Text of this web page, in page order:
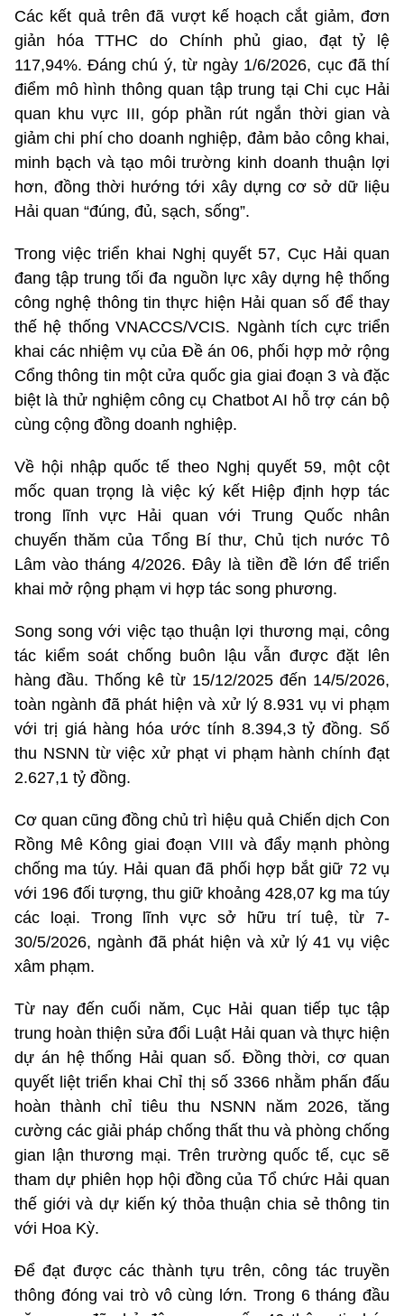
Các kết quả trên đã vượt kế hoạch cắt giảm, đơn
giản hóa TTHC do Chính phủ giao, đạt tỷ lệ
117,94%. Đáng chú ý, từ ngày 1/6/2026, cục đã thí
điểm mô hình thông quan tập trung tại Chi cục Hải
quan khu vực III, góp phần rút ngắn thời gian và
giảm chi phí cho doanh nghiệp, đảm bảo công khai,
minh bạch và tạo môi trường kinh doanh thuận lợi
hơn, đồng thời hướng tới xây dựng cơ sở dữ liệu
Hải quan “đúng, đủ, sạch, sống”.
Trong việc triển khai Nghị quyết 57, Cục Hải quan
đang tập trung tối đa nguồn lực xây dựng hệ thống
công nghệ thông tin thực hiện Hải quan số để thay
thế hệ thống VNACCS/VCIS. Ngành tích cực triển
khai các nhiệm vụ của Đề án 06, phối hợp mở rộng
Cổng thông tin một cửa quốc gia giai đoạn 3 và đặc
biệt là thử nghiệm công cụ Chatbot AI hỗ trợ cán bộ
cùng cộng đồng doanh nghiệp.
Về hội nhập quốc tế theo Nghị quyết 59, một cột
mốc quan trọng là việc ký kết Hiệp định hợp tác
trong lĩnh vực Hải quan với Trung Quốc nhân
chuyến thăm của Tổng Bí thư, Chủ tịch nước Tô
Lâm vào tháng 4/2026. Đây là tiền đề lớn để triển
khai mở rộng phạm vi hợp tác song phương.
Song song với việc tạo thuận lợi thương mại, công
tác kiểm soát chống buôn lậu vẫn được đặt lên
hàng đầu. Thống kê từ 15/12/2025 đến 14/5/2026,
toàn ngành đã phát hiện và xử lý 8.931 vụ vi phạm
với trị giá hàng hóa ước tính 8.394,3 tỷ đồng. Số
thu NSNN từ việc xử phạt vi phạm hành chính đạt
2.627,1 tỷ đồng.
Cơ quan cũng đồng chủ trì hiệu quả Chiến dịch Con
Rồng Mê Kông giai đoạn VIII và đẩy mạnh phòng
chống ma túy. Hải quan đã phối hợp bắt giữ 72 vụ
với 196 đối tượng, thu giữ khoảng 428,07 kg ma túy
các loại. Trong lĩnh vực sở hữu trí tuệ, từ 7-
30/5/2026, ngành đã phát hiện và xử lý 41 vụ việc
xâm phạm.
Từ nay đến cuối năm, Cục Hải quan tiếp tục tập
trung hoàn thiện sửa đổi Luật Hải quan và thực hiện
dự án hệ thống Hải quan số. Đồng thời, cơ quan
quyết liệt triển khai Chỉ thị số 3366 nhằm phấn đấu
hoàn thành chỉ tiêu thu NSNN năm 2026, tăng
cường các giải pháp chống thất thu và phòng chống
gian lận thương mại. Trên trường quốc tế, cục sẽ
tham dự phiên họp hội đồng của Tổ chức Hải quan
thế giới và dự kiến ký thỏa thuận chia sẻ thông tin
với Hoa Kỳ.
Để đạt được các thành tựu trên, công tác truyền
thông đóng vai trò vô cùng lớn. Trong 6 tháng đầu